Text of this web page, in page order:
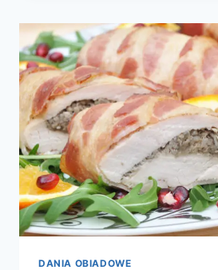
KISZONĄ
DANIA OBIADOWE